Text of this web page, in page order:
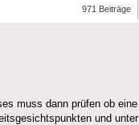
971 Beiträge
muss dann prüfen ob eine
und unter